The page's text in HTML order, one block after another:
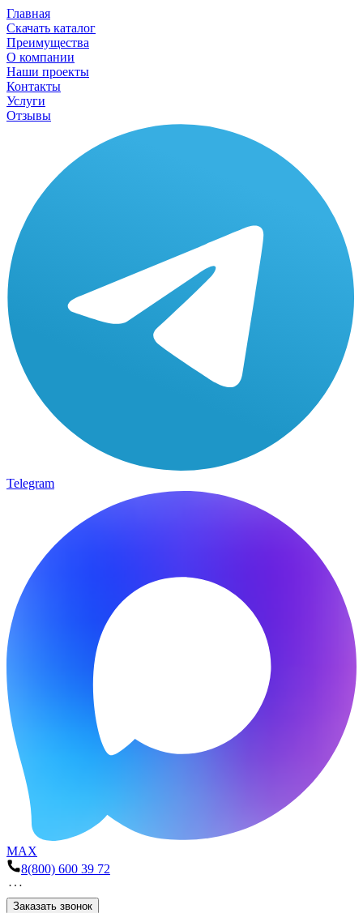
Главная
Скачать каталог
Преимущества
О компании
Наши проекты
Контакты
Услуги
Отзывы
Telegram
MAX
8(800) 600 39 72
Заказать звонок